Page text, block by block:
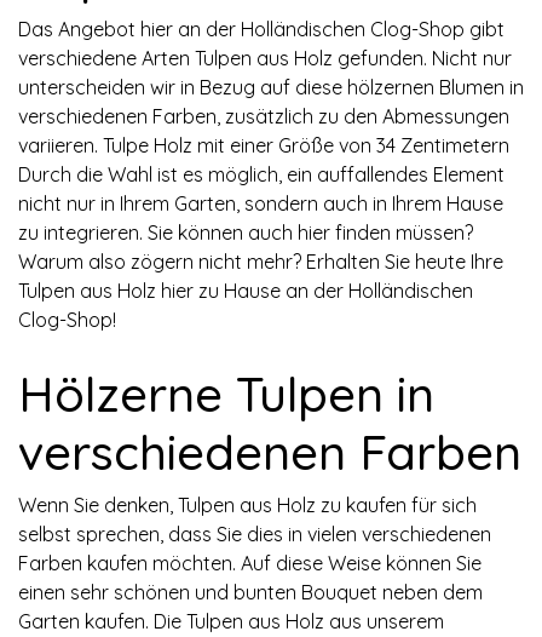
Das Angebot hier an der Holländischen Clog-Shop gibt
verschiedene Arten Tulpen aus Holz gefunden. Nicht nur
unterscheiden wir in Bezug auf diese hölzernen Blumen in
verschiedenen Farben, zusätzlich zu den Abmessungen
variieren. Tulpe Holz mit einer Größe von 34 Zentimetern
Durch die Wahl ist es möglich, ein auffallendes Element
nicht nur in Ihrem Garten, sondern auch in Ihrem Hause
zu integrieren. Sie können auch hier finden müssen?
Warum also zögern nicht mehr? Erhalten Sie heute Ihre
Tulpen aus Holz hier zu Hause an der Holländischen
Clog-Shop!
Hölzerne Tulpen in
verschiedenen Farben
Wenn Sie denken, Tulpen aus Holz zu kaufen für sich
selbst sprechen, dass Sie dies in vielen verschiedenen
Farben kaufen möchten. Auf diese Weise können Sie
einen sehr schönen und bunten Bouquet neben dem
Garten kaufen. Die Tulpen aus Holz aus unserem